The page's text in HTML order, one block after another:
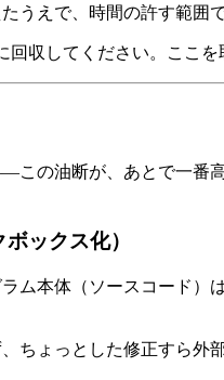
うえで、時間の許す範囲
収してください。ここ
この油断が、あとで一
ックス化）
ム本体（ソースコード
ちょっとした修正すら